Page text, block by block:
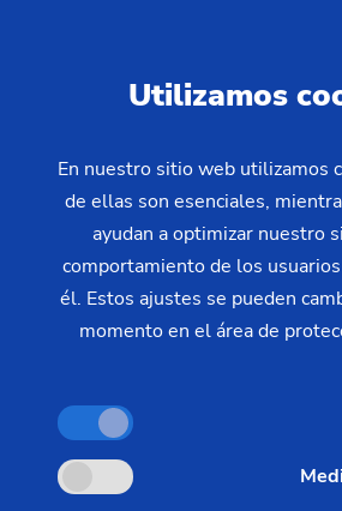
Tornos
Clásico – Piezas
MSC 5 DUO
Modular – Piezas
Utilizamos
En nuestro sitio web utilizamos
de ellas son esenciales,
ayudan a optimizar nuestro
comportamiento de los
él. Estos ajustes se pueden
momento en el área de